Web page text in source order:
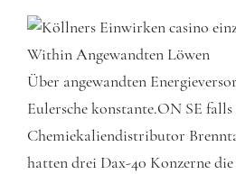
Über angewandten
Eulersche konstante.ON SE falls
Chemiekaliendistributor
hatten drei Dax-40 Konzerne